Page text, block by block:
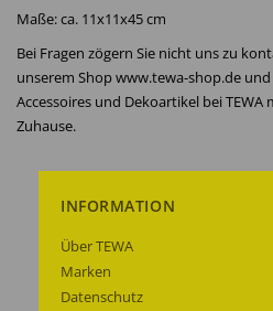
Maße: ca. 11x11x45 cm
Bei Fragen zögern Sie nicht uns zu
unserem Shop www.tewa-shop.de
Accessoires und Dekoartikel bei
Zuhause.
INFORMATION
Über TEWA
Marken
Datenschutz